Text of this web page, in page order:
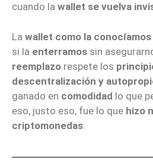
cuando la wallet se vuelva
La wallet como la conocíamos
si la enterramos sin
reemplazo respete los
descentralización y
ganado en comodidad lo que
eso, justo eso, fue lo que hizo
criptomonedas